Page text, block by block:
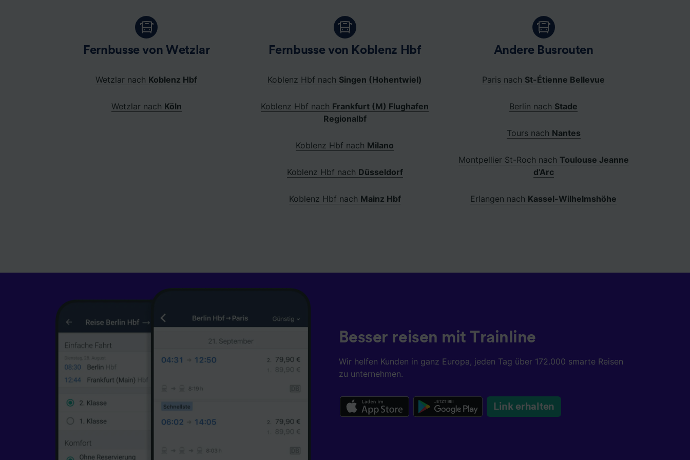
Fernbusse von Wetzlar
Wetzlar nach Koblenz Hbf
Wetzlar nach Köln
Fernbusse von Koblenz Hbf
Koblenz Hbf nach Singen (Hohentwiel)
Koblenz Hbf nach Frankfurt (M) Flughafen
Regionalbf
Koblenz Hbf nach Milano
Koblenz Hbf nach Düsseldorf
Koblenz Hbf nach Mainz Hbf
Andere Busrouten
Paris nach St-Étienne Bellevue
Berlin nach Stade
Tours nach Nantes
Montpellier St-Roch nach Toulouse Jeanne
d’Arc
Erlangen nach Kassel-Wilhelmshöhe
Besser reisen mit Trainline
Wir helfen Kunden in ganz Europa, jeden Tag über 172.000 smarte Reisen
zu unternehmen.
Link erhalten